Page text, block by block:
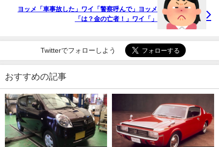
ヨッメ「車事故した」ワイ「警察呼んで」ヨッメ
「は？金の亡者！」ワイ「」
Twitterでフォローしよう
おすすめの記事